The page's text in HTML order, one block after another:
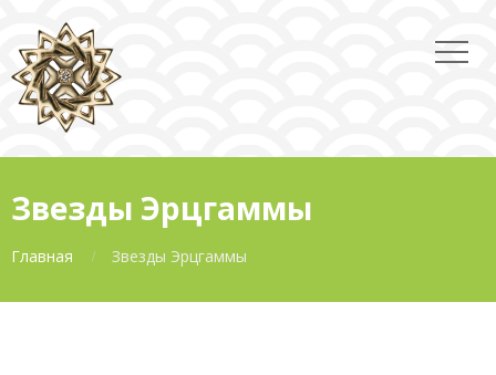
Звезды Эрцгаммы
Главная Звезды Эрцгаммы